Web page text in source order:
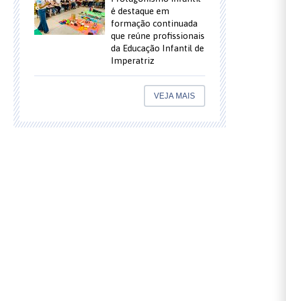
é destaque em
formação continuada
que reúne profissionais
da Educação Infantil de
Imperatriz
VEJA MAIS